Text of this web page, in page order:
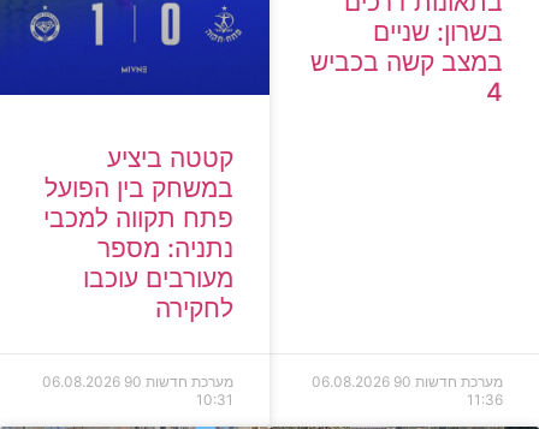
בשרון: שניים
במצב קשה בכביש
4
מערכת חדשות 90
06.08.2026
11:36
קטטה ביציע
במשחק בין הפועל
פתח תקווה למכבי
נתניה: מספר
מעורבים עוכבו
לחקירה
מערכת חדשות 90
06.08.2026
10:31